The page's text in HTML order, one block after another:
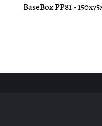
BaseBox PP81 -